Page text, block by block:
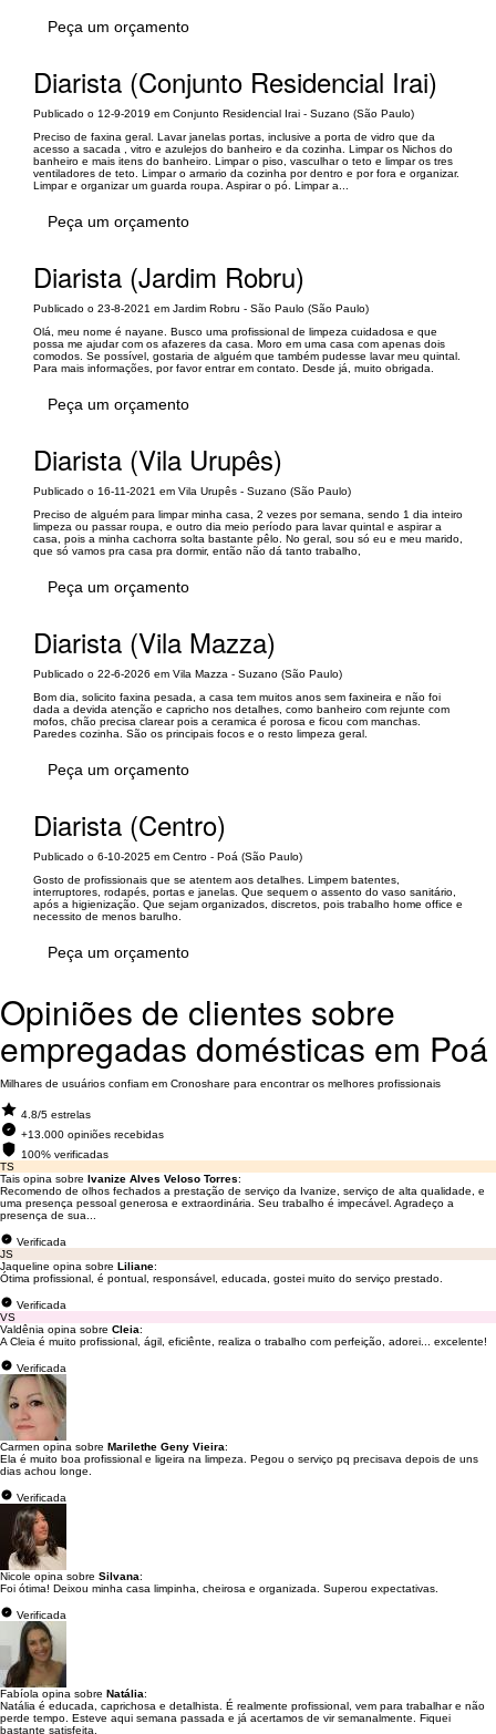
Peça um orçamento
Diarista (Conjunto Residencial Irai)
Publicado o 12-9-2019 em Conjunto Residencial Irai - Suzano (São Paulo)
Preciso de faxina geral. Lavar janelas portas, inclusive a porta de vidro que da
acesso a sacada , vitro e azulejos do banheiro e da cozinha. Limpar os Nichos do
banheiro e mais itens do banheiro. Limpar o piso, vasculhar o teto e limpar os tres
ventiladores de teto. Limpar o armario da cozinha por dentro e por fora e organizar.
Limpar e organizar um guarda roupa. Aspirar o pó. Limpar a...
Peça um orçamento
Diarista (Jardim Robru)
Publicado o 23-8-2021 em Jardim Robru - São Paulo (São Paulo)
Olá, meu nome é nayane. Busco uma profissional de limpeza cuidadosa e que
possa me ajudar com os afazeres da casa. Moro em uma casa com apenas dois
comodos. Se possível, gostaria de alguém que também pudesse lavar meu quintal.
Para mais informações, por favor entrar em contato. Desde já, muito obrigada.
Peça um orçamento
Diarista (Vila Urupês)
Publicado o 16-11-2021 em Vila Urupês - Suzano (São Paulo)
Preciso de alguém para limpar minha casa, 2 vezes por semana, sendo 1 dia inteiro
limpeza ou passar roupa, e outro dia meio período para lavar quintal e aspirar a
casa, pois a minha cachorra solta bastante pêlo. No geral, sou só eu e meu marido,
que só vamos pra casa pra dormir, então não dá tanto trabalho,
Peça um orçamento
Diarista (Vila Mazza)
Publicado o 22-6-2026 em Vila Mazza - Suzano (São Paulo)
Bom dia, solicito faxina pesada, a casa tem muitos anos sem faxineira e não foi
dada a devida atenção e capricho nos detalhes, como banheiro com rejunte com
mofos, chão precisa clarear pois a ceramica é porosa e ficou com manchas.
Paredes cozinha. São os principais focos e o resto limpeza geral.
Peça um orçamento
Diarista (Centro)
Publicado o 6-10-2025 em Centro - Poá (São Paulo)
Gosto de profissionais que se atentem aos detalhes. Limpem batentes,
interruptores, rodapés, portas e janelas. Que sequem o assento do vaso sanitário,
após a higienização. Que sejam organizados, discretos, pois trabalho home office e
necessito de menos barulho.
Peça um orçamento
Opiniões de clientes sobre
empregadas domésticas em Poá
Milhares de usuários confiam em Cronoshare para encontrar os melhores profissionais
4.8/5 estrelas
+13.000 opiniões recebidas
100% verificadas
TS
Tais opina sobre Ivanize Alves Veloso Torres:
Recomendo de olhos fechados a prestação de serviço da Ivanize, serviço de alta qualidade, e
uma presença pessoal generosa e extraordinária. Seu trabalho é impecável. Agradeço a
presença de sua...
Verificada
JS
Jaqueline opina sobre Liliane:
Ótima profissional, é pontual, responsável, educada, gostei muito do serviço prestado.
Verificada
VS
Valdênia opina sobre Cleia:
A Cleia é muito profissional, ágil, eficiênte, realiza o trabalho com perfeição, adorei... excelente!
Verificada
Carmen opina sobre Marilethe Geny Vieira:
Ela é muito boa profissional e ligeira na limpeza. Pegou o serviço pq precisava depois de uns
dias achou longe.
Verificada
Nicole opina sobre Silvana:
Foi ótima! Deixou minha casa limpinha, cheirosa e organizada. Superou expectativas.
Verificada
Fabíola opina sobre Natália:
Natália é educada, caprichosa e detalhista. É realmente profissional, vem para trabalhar e não
perde tempo. Esteve aqui semana passada e já acertamos de vir semanalmente. Fiquei
bastante satisfeita.